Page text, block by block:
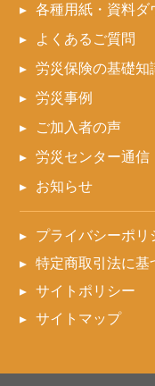
各種用紙・資料ダ
よくあるご質問
労災保険の基礎知
労災事例
ご加入者の声
労災センター通信
お知らせ
プライバシーポリ
特定商取引法に基
サイトポリシー
サイトマップ